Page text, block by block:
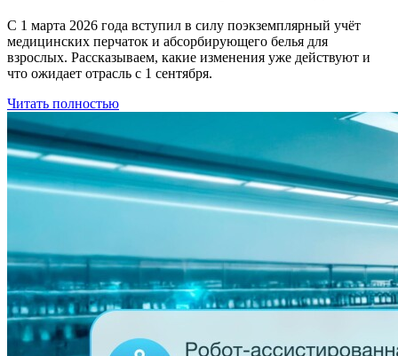
С 1 марта 2026 года вступил в силу поэкземплярный учёт
медицинских перчаток и абсорбирующего белья для
взрослых. Рассказываем, какие изменения уже действуют и
что ожидает отрасль с 1 сентября.
Читать полностью